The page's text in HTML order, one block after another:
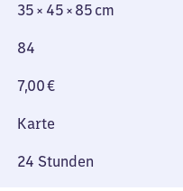
35 × 45 × 85 cm
84
7,00€
Karte
24 Stunden